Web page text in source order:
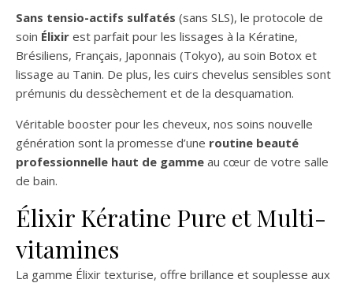
Sans tensio-actifs sulfatés (sans SLS), le protocole de
soin Élixir est parfait pour les lissages à la Kératine,
Brésiliens, Français, Japonnais (Tokyo), au soin Botox et
lissage au Tanin. De plus, les cuirs chevelus sensibles sont
prémunis du dessèchement et de la desquamation.
Véritable booster pour les cheveux, nos soins nouvelle
génération sont la promesse d’une routine beauté
professionnelle haut de gamme au cœur de votre salle
de bain.
Élixir Kératine Pure et Multi-
vitamines
La gamme Élixir texturise, offre brillance et souplesse aux